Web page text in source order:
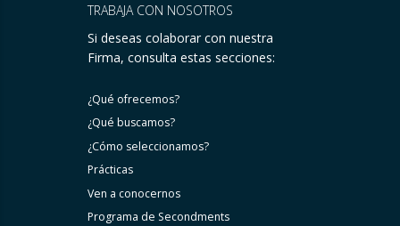
TRABAJA CON NOSOTROS
Si deseas colaborar con nuestra
Firma, consulta estas secciones:
¿Qué ofrecemos?
¿Qué buscamos?
¿Cómo seleccionamos?
Prácticas
Ven a conocernos
Programa de Secondments